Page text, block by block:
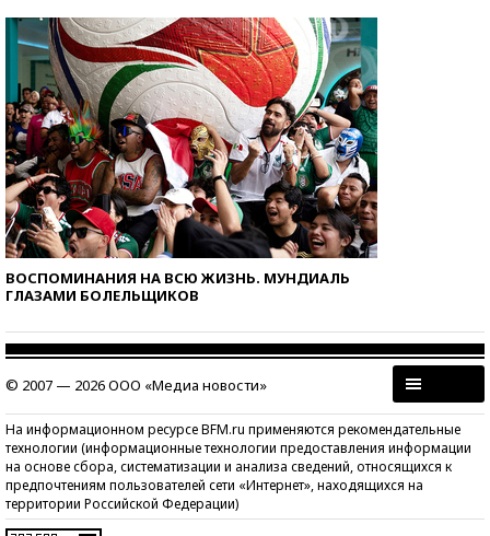
ВОСПОМИНАНИЯ НА ВСЮ ЖИЗНЬ. МУНДИАЛЬ
ГЛАЗАМИ БОЛЕЛЬЩИКОВ
© 2007 — 2026 ООО «Медиа новости»
На информационном ресурсе BFM.ru применяются рекомендательные
технологии (информационные технологии предоставления информации
на основе сбора, систематизации и анализа сведений, относящихся к
предпочтениям пользователей сети «Интернет», находящихся на
территории Российской Федерации)